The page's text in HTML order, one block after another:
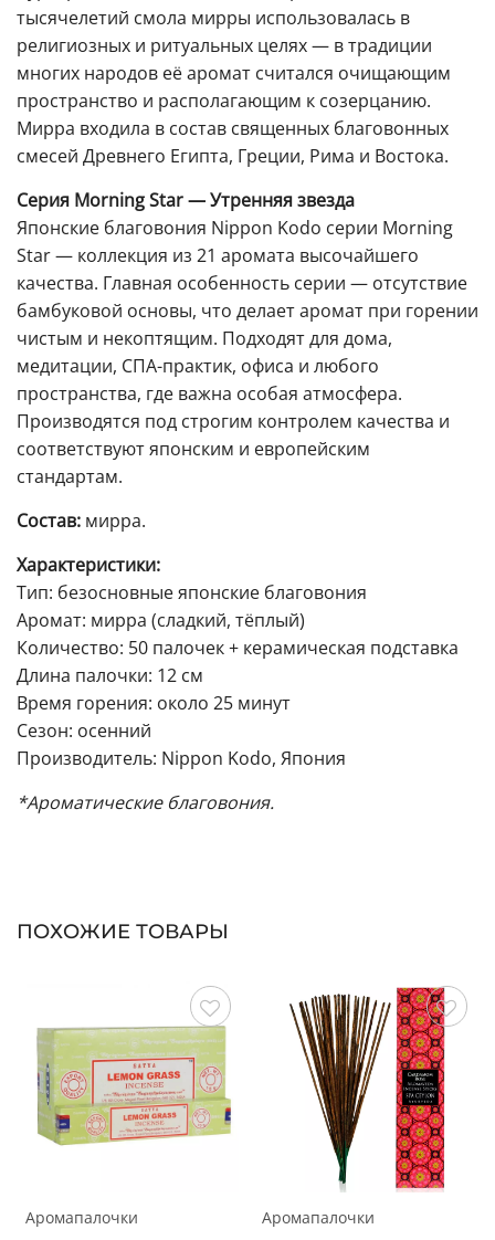
тысячелетий смола мирры использовалась в
религиозных и ритуальных целях — в традиции
многих народов её аромат считался очищающим
пространство и располагающим к созерцанию.
Мирра входила в состав священных благовонных
смесей Древнего Египта, Греции, Рима и Востока.
Серия Morning Star — Утренняя звезда
Японские благовония Nippon Kodo серии Morning
Star — коллекция из 21 аромата высочайшего
качества. Главная особенность серии — отсутствие
бамбуковой основы, что делает аромат при горении
чистым и некоптящим. Подходят для дома,
медитации, СПА-практик, офиса и любого
пространства, где важна особая атмосфера.
Производятся под строгим контролем качества и
соответствуют японским и европейским
стандартам.
Состав: мирра.
Характеристики:
Тип: безосновные японские благовония
Аромат: мирра (сладкий, тёплый)
Количество: 50 палочек + керамическая подставка
Длина палочки: 12 см
Время горения: около 25 минут
Сезон: осенний
Производитель: Nippon Kodo, Япония
*Ароматические благовония.
ПОХОЖИЕ ТОВАРЫ
Сохранить
Аромапалочки
Сохранить
Аромапалочки